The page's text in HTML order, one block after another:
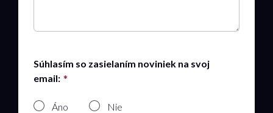
Súhlasím so zasielaním noviniek na svoj
email:
Áno Nie